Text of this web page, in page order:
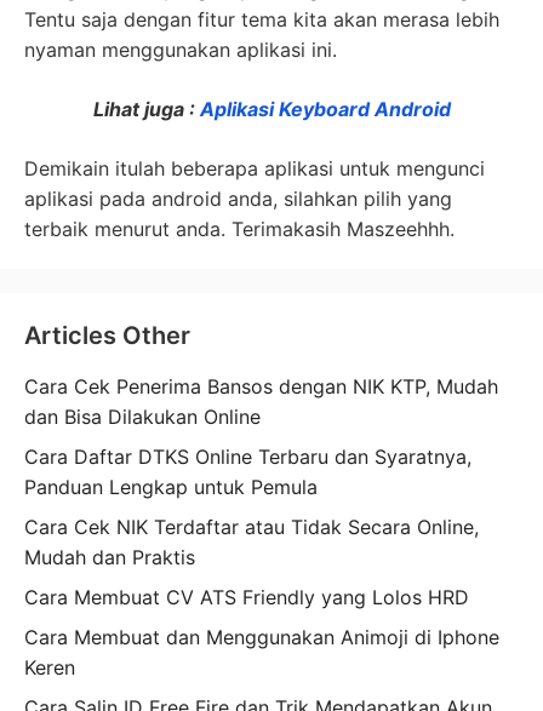
Tentu saja dengan fitur tema kita akan merasa lebih
nyaman menggunakan aplikasi ini.
Lihat juga : Aplikasi Keyboard Android
Demikain itulah beberapa aplikasi untuk mengunci
aplikasi pada android anda, silahkan pilih yang
terbaik menurut anda. Terimakasih Maszeehhh.
Articles Other
Cara Cek Penerima Bansos dengan NIK KTP, Mudah
dan Bisa Dilakukan Online
Cara Daftar DTKS Online Terbaru dan Syaratnya,
Panduan Lengkap untuk Pemula
Cara Cek NIK Terdaftar atau Tidak Secara Online,
Mudah dan Praktis
Cara Membuat CV ATS Friendly yang Lolos HRD
Cara Membuat dan Menggunakan Animoji di Iphone
Keren